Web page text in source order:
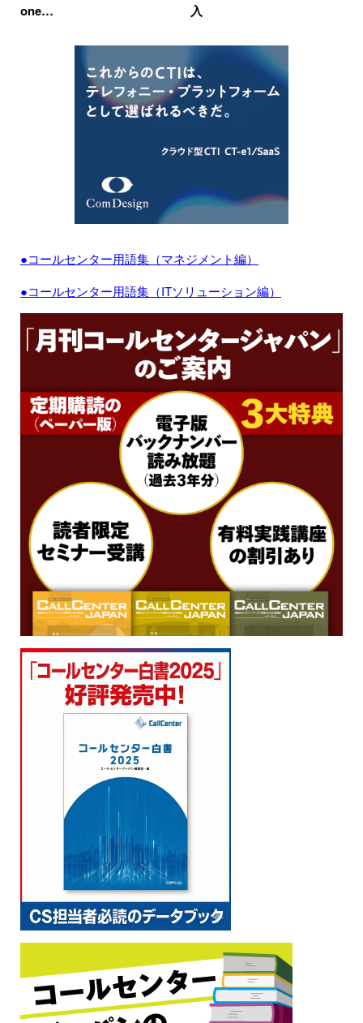
one…
入
●コールセンター用語集（マネジメント編）
●コールセンター用語集（ITソリューション編）